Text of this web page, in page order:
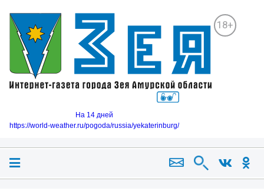
18+
На 14 дней
https://world-weather.ru/pogoda/russia/yekaterinburg/